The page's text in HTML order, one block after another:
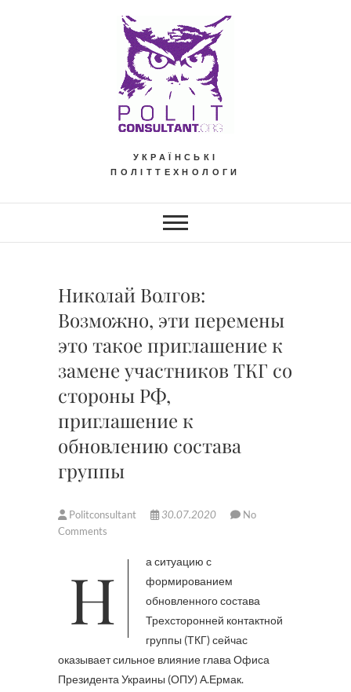
УКРАЇНСЬКІ
ПОЛІТТЕХНОЛОГИ
Николай Волгов:
Возможно, эти перемены
это такое приглашение к
замене участников ТКГ со
стороны РФ,
приглашение к
обновлению состава
группы
Politconsultant 30.07.2020
No
Comments
На ситуацию с
формированием
обновленного состава
Трехсторонней контактной
группы (ТКГ) сейчас
оказывает сильное влияние глава Офиса
Президента Украины (ОПУ) А.Ермак.